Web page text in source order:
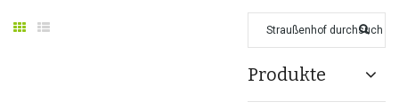
Produkte